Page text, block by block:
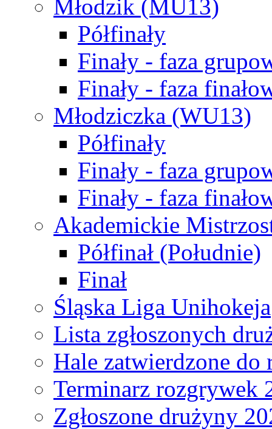
Młodzik (MU13)
Półfinały
Finały - faza
Finały - faza
Młodziczka (WU13)
Półfinały
Finały - faza
Finały - faza
Akademickie
Półfinał (Południe)
Finał
Śląska Liga Unihokeja
Lista zgłoszonych
Hale zatwierdzone do
Terminarz rozgrywek
Zgłoszone drużyny